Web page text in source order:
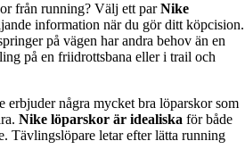
från running? Välj ett parNike
information när du gör ditt köpcision.
på vägen har andra behov än en
på en friidrottsbana eller i trail och
några mycket bra löparskor som
Nike löparskor är idealiska för både
Tävlingslöpare letar efter lätta running